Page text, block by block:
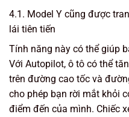
4.1. Model Y cũng được
lái tiên tiến
Tính năng này có thể giúp
Với Autopilot, ô tô có thể
trên đường cao tốc và
cho phép bạn rời mắt khỏi
điểm đến của mình. Chiếc